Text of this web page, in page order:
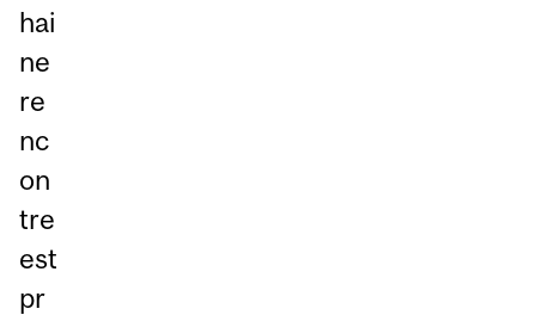
hai
ne
re
nc
on
tre
est
pr